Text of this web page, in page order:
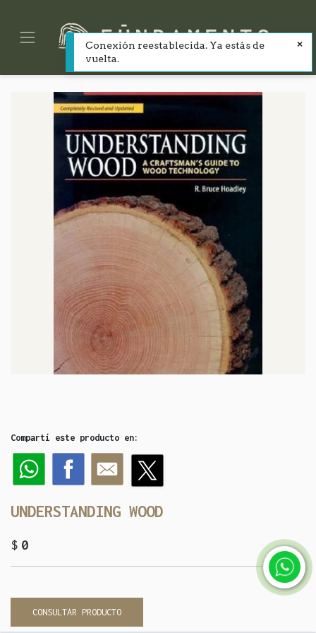
Compartí este producto en:
UNDERSTANDING WOOD
$0
CONSULTAR PRODUCTO
Conexión reestablecida. Ya estás de
vuelta.